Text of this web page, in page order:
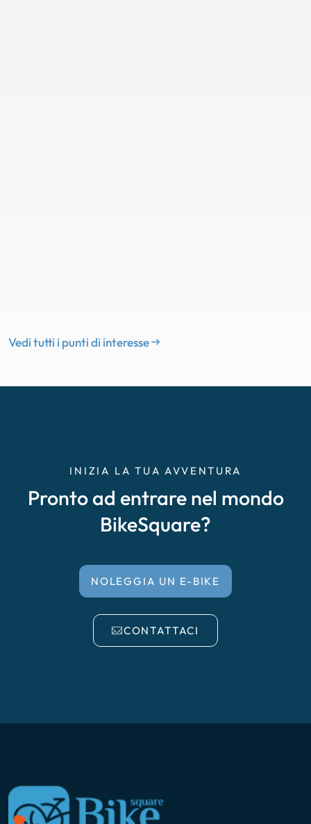
Vedi tutti i punti di interesse
INIZIA LA TUA AVVENTURA
Pronto ad entrare nel mondo
BikeSquare?
NOLEGGIA UN E-BIKE
CONTATTACI